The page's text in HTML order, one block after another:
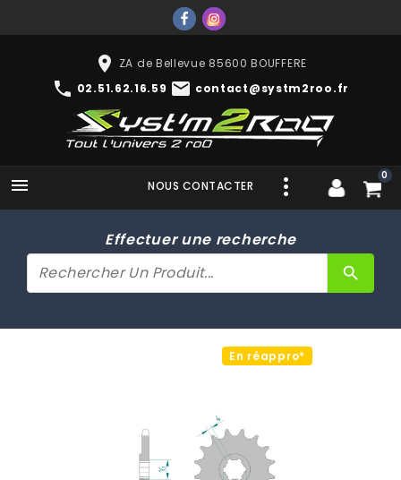
place ZA de Bellevue 85600 BOUFFERE
phone 02.51.62.16.59 mail contact@systm2roo.fr
 0
NOUS CONTACTER
Effectuer une recherche
search
En réappro*